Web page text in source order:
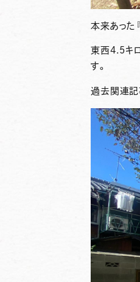
本来あった
東西4.5キ
す。
過去関連記